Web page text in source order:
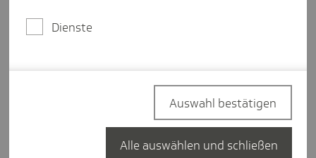
2019 im Auftrag der TK 1.002 Menschen in
Zu den Nutzungsbedingungen
Dienste
Auswahl bestätigen
Alle auswählen und schließen